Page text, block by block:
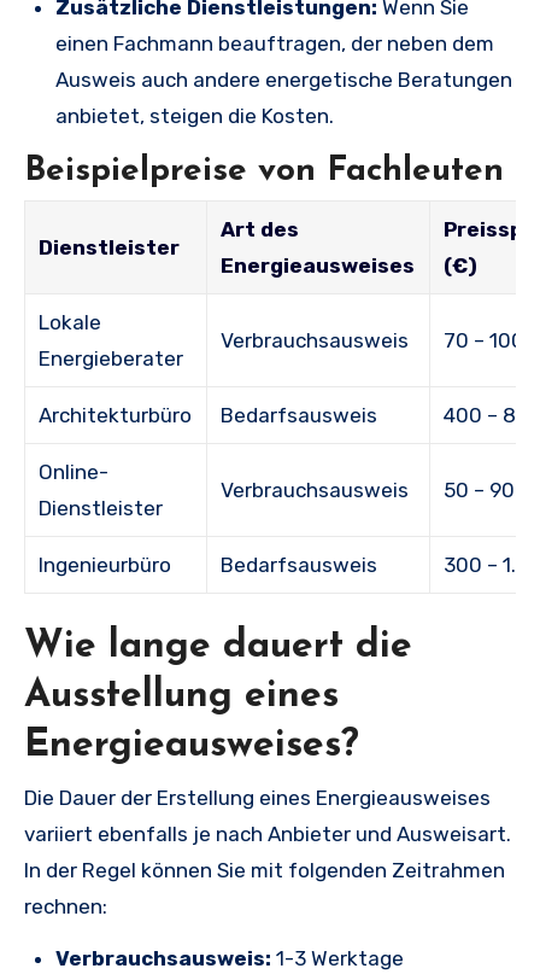
Zusätzliche Dienstleistungen: Wenn Sie
einen Fachmann beauftragen, der neben dem
Ausweis auch andere energetische Beratungen
anbietet, steigen die Kosten.
Beispielpreise von Fachleuten
Dienstleister
Art des
Energieausweises
(€)
Lokale
Energieberater
Verbrauchsausweis 70 – 100
Architekturbüro Bedarfsausweis 400 –
Online-
Dienstleister
Verbrauchsausweis 50 – 90
Ingenieurbüro Bedarfsausweis 300 –
Wie lange dauert die
Ausstellung eines
Energieausweises?
Die Dauer der Erstellung eines Energieausweises
variiert ebenfalls je nach Anbieter und Ausweisart.
In der Regel können Sie mit folgenden Zeitrahmen
rechnen:
Verbrauchsausweis: 1-3 Werktage